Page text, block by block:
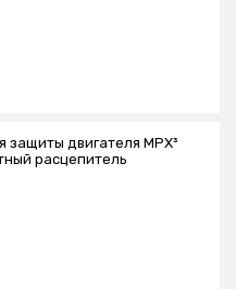
двигателя MPX³
расцепитель